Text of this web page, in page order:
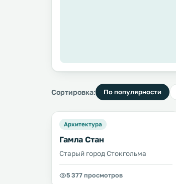
Сортировка: По популярности
Архитектура
Гамла Стан
Старый город Стокгольма
5 377 просмотров